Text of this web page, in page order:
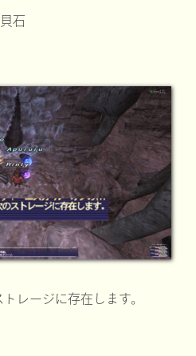
石
レージに存在します。